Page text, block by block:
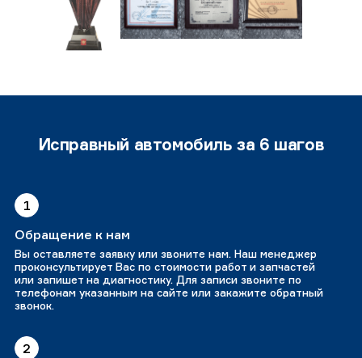
Исправный автомобиль за 6 шагов
1
Обращение к нам
Вы оставляете заявку или звоните нам. Наш менеджер
проконсультирует Вас по стоимости работ и запчастей
или запишет на диагностику. Для записи звоните по
телефонам указанным на сайте или закажите обратный
звонок.
2